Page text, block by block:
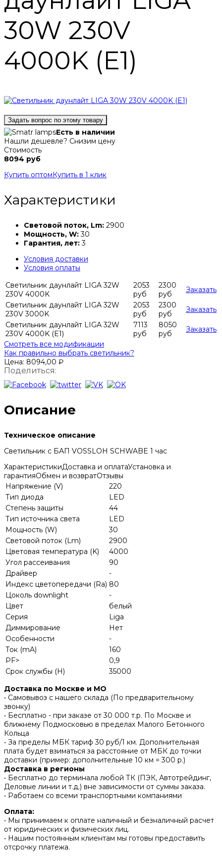
30W 230V
4000K (E1)
Задать вопрос по этому товару
Есть в наличии
Нашли дешевле? Снизим цену
Стоимость
8094 руб
Купить оптом Купить в 1 клик
Характеристики
Световой поток, Lm: 2900
Мощность, W:30
Гарантия, лет:3
Условия доставки
Условия оплаты
Светильник даунлайт LIGA 32W
230V 4000K
2053
руб
2300
руб
Заказать
Светильник даунлайт LIGA 32W
230V 3000K
2053
руб
2300
руб
Заказать
Светильник даунлайт LIGA 32W
230V 4000K (E1)
7113
руб
8050
руб
Заказать
Смотреть все модификации
Как правильно выбрать светильник?
Цена: 8094,00 ₽
Поделиться:
Описание
Техническое описание
Светильник с БАП VOSSLOH SCHWABE 1 час
ХарактеристикиДоставка и оплатаУстановка и
гарантияОбмен и возвратОтзывы
Напряжение (V)
220
Тип диода
LED
Степень защиты
44
Тип источника света
LED
Мощность (W)
30
Световой поток (Lm)
2900
Цветовая температура (K)
4000
Угол рассеивания
90
Драйвер
-
Индекс цветопередачи (Ra) 80
Цоколь downlight
-
Цвет
белый
Серия
Liga
Диммирование
Нет
Особенности
-
Ток (mA)
160
PF>
0,9
Срок службы (H)
35000
Доставка по Москве и МО
• Самовывоз с нашего склада (По предварительному
звонку)
• Бесплатно - при заказе от 30 000 т.р. По Москве и
ближнему Подмосковью в пределах Малого Бетонного
Кольца
• За пределы МБК тариф 30 руб/1 км. Дополнительная
плата будет взиматься за расстояние от МБК до точки
доставки (пример: дополнительные 10 км = 300 р.)
Доставка в регионы
• Бесплатно до терминала любой ТК (ПЭК, Автотрейдинг,
Деловые линии и т.д.) вне зависимости от суммы заказа.
• Работаем со всеми транспортными компаниями
Оплата:
• Мы принимаем к оплате наличный и безналичный расчет
от юридических и физических лиц.
• Нашим постоянным клиентам мы готовы предоставить
отсрочку платежа.